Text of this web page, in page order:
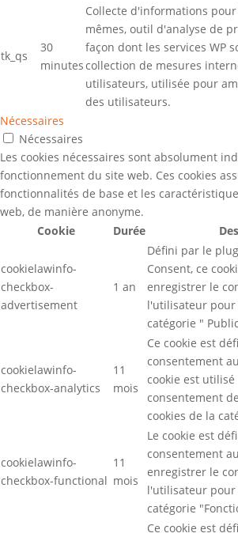
tk_qs
30
minutes
Collecte d'informations
mêmes, outil d'analyse de
façon dont les services WP
collection de mesures
utilisateurs, utilisée pour
des utilisateurs.
Nécessaires
Nécessaires
Les cookies nécessaires sont absolument
fonctionnement du site web. Ces cookies
fonctionnalités de base et les
web, de manière anonyme.
Cookie
Durée
cookielawinfo-
checkbox-
advertisement
1 an
Défini par le
Consent, ce
enregistrer le
l'utilisateur pour
catégorie "
cookielawinfo-
checkbox-analytics
11
mois
Ce cookie est
consentement
cookie est
consentement
cookies de la
cookielawinfo-
checkbox-functional
11
mois
Le cookie est
consentement
enregistrer le
l'utilisateur pour
catégorie
Ce cookie est